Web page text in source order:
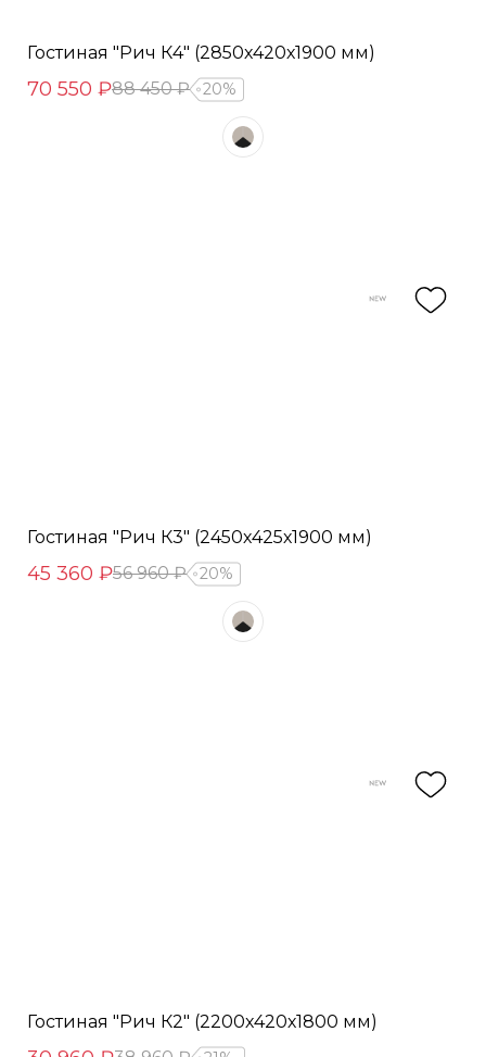
Гостиная "Рич К4" (2850х420х1900 мм)
70 550 ₽88 450 ₽ 20%
Гостиная "Рич К3" (2450х425х1900 мм)
45 360 ₽56 960 ₽ 20%
Гостиная "Рич К2" (2200х420х1800 мм)